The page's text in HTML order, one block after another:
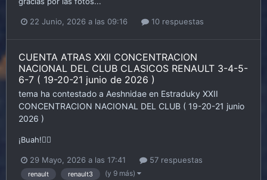
22 Junio, 2026 a las 09:16 10 respuestas
CUENTA ATRAS XXII CONCENTRACION
NACIONAL DEL CLUB CLASICOS RENAULT 3-4-5-
6-7 ( 19-20-21 junio de 2026 )
tema ha contestado a Aeshnidae en Estraduky XXII
CONCENTRACION NACIONAL DEL CLUB ( 19-20-21 junio
2026 )
¡Buah!👍🏾
29 Mayo, 2026 a las 17:41 57 respuestas
renault renault3 (y 9 más)